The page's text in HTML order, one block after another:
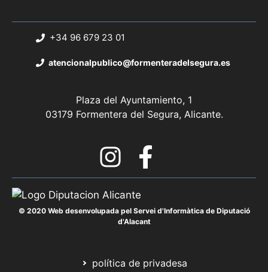
+34 96 679 23 01
atencionalpublico@formenteradelsegura.es
Plaza del Ayuntamiento, 1
03179 Formentera del Segura, Alicante.
© 2020 Web desenvolupada pel Servei d'Informàtica de Diputació
d'Alacant
política de privadesa